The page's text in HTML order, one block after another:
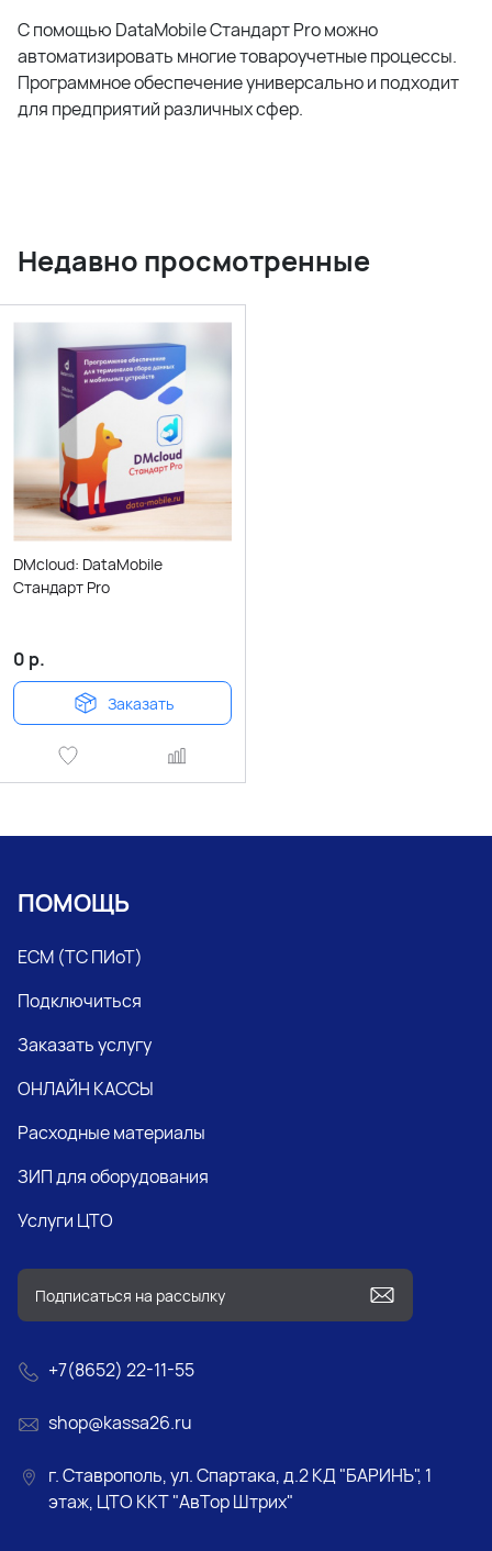
С помощью DataMobile Стандарт Pro можно
автоматизировать многие товароучетные процессы.
Программное обеспечение универсально и подходит
для предприятий различных сфер.
Недавно просмотренные
DMcloud: DataMobile
Стандарт Pro
0 р.
Заказать
ПОМОЩЬ
ЕСМ (ТС ПИоТ)
Подключиться
Заказать услугу
ОНЛАЙН КАССЫ
Расходные материалы
ЗИП для оборудования
Услуги ЦТО
+7(8652) 22-11-55
shop@kassa26.ru
г. Ставрополь, ул. Спартака, д.2 КД "БАРИНЪ", 1
этаж, ЦТО ККТ "АвТор Штрих"